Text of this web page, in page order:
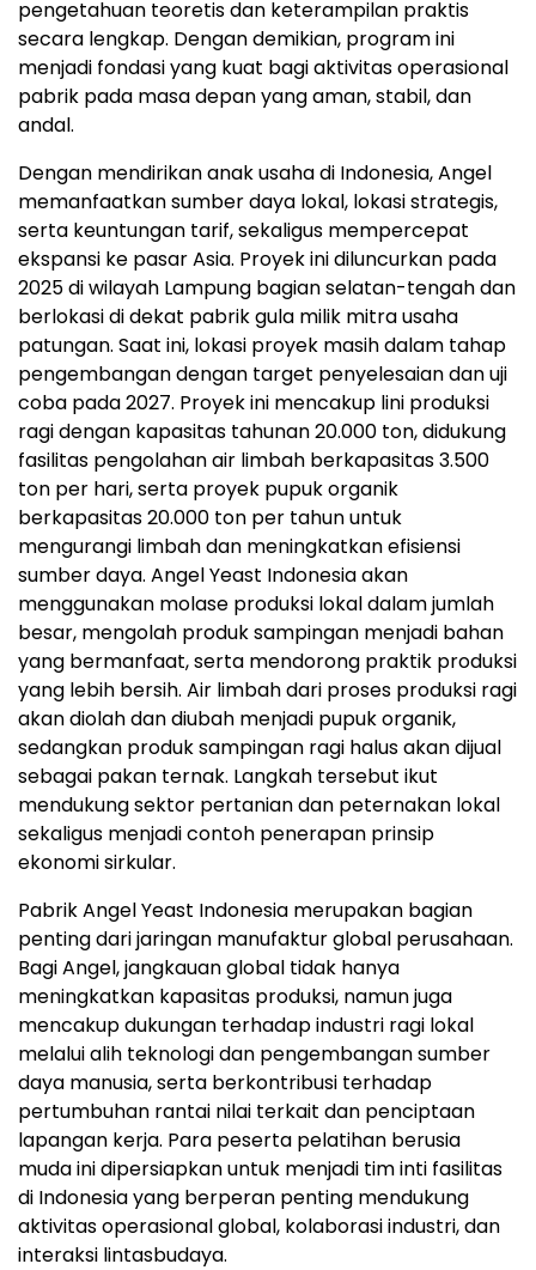
pengetahuan teoretis dan keterampilan praktis
secara lengkap. Dengan demikian, program ini
menjadi fondasi yang kuat bagi aktivitas operasional
pabrik pada masa depan yang aman, stabil, dan
andal.
Dengan mendirikan anak usaha di Indonesia, Angel
memanfaatkan sumber daya lokal, lokasi strategis,
serta keuntungan tarif, sekaligus mempercepat
ekspansi ke pasar Asia. Proyek ini diluncurkan pada
2025 di wilayah Lampung bagian selatan-tengah dan
berlokasi di dekat pabrik gula milik mitra usaha
patungan. Saat ini, lokasi proyek masih dalam tahap
pengembangan dengan target penyelesaian dan uji
coba pada 2027. Proyek ini mencakup lini produksi
ragi dengan kapasitas tahunan 20.000 ton, didukung
fasilitas pengolahan air limbah berkapasitas 3.500
ton per hari, serta proyek pupuk organik
berkapasitas 20.000 ton per tahun untuk
mengurangi limbah dan meningkatkan efisiensi
sumber daya. Angel Yeast Indonesia akan
menggunakan molase produksi lokal dalam jumlah
besar, mengolah produk sampingan menjadi bahan
yang bermanfaat, serta mendorong praktik produksi
yang lebih bersih. Air limbah dari proses produksi ragi
akan diolah dan diubah menjadi pupuk organik,
sedangkan produk sampingan ragi halus akan dijual
sebagai pakan ternak. Langkah tersebut ikut
mendukung sektor pertanian dan peternakan lokal
sekaligus menjadi contoh penerapan prinsip
ekonomi sirkular.
Pabrik Angel Yeast Indonesia merupakan bagian
penting dari jaringan manufaktur global perusahaan.
Bagi Angel, jangkauan global tidak hanya
meningkatkan kapasitas produksi, namun juga
mencakup dukungan terhadap industri ragi lokal
melalui alih teknologi dan pengembangan sumber
daya manusia, serta berkontribusi terhadap
pertumbuhan rantai nilai terkait dan penciptaan
lapangan kerja. Para peserta pelatihan berusia
muda ini dipersiapkan untuk menjadi tim inti fasilitas
di Indonesia yang berperan penting mendukung
aktivitas operasional global, kolaborasi industri, dan
interaksi lintasbudaya.